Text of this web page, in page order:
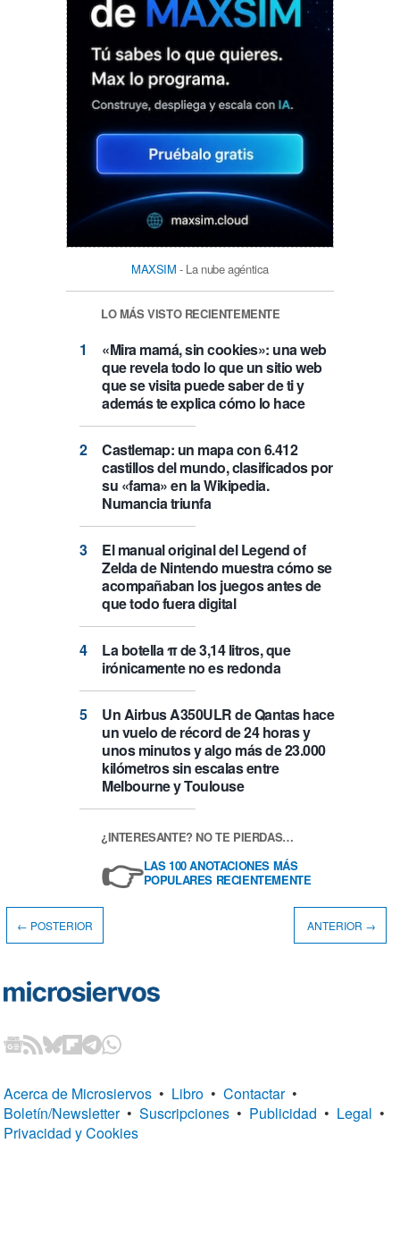
MAXSIM - La nube agéntica
LO MÁS VISTO RECIENTEMENTE
«Mira mamá, sin cookies»: una web
que revela todo lo que un sitio web
que se visita puede saber de ti y
además te explica cómo lo hace
Castlemap: un mapa con 6.412
castillos del mundo, clasificados por
su «fama» en la Wikipedia.
Numancia triunfa
El manual original del Legend of
Zelda de Nintendo muestra cómo se
acompañaban los juegos antes de
que todo fuera digital
La botella π de 3,14 litros, que
irónicamente no es redonda
Un Airbus A350ULR de Qantas hace
un vuelo de récord de 24 horas y
unos minutos y algo más de 23.000
kilómetros sin escalas entre
Melbourne y Toulouse
¿INTERESANTE? NO TE PIERDAS…
👉LAS 100 ANOTACIONES MÁS
POPULARES RECIENTEMENTE
← POSTERIOR ANTERIOR →
Acerca de Microsiervos • Libro • Contactar •
Boletín/Newsletter • Suscripciones • Publicidad • Legal •
Privacidad y Cookies